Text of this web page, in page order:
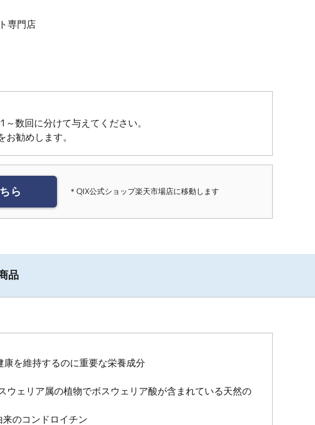
専門店
数回に分けて与えてください。
勧めします。
ら ＊QIX公式ショップ楽天市場店に移動します
品
康を維持するのに重要な栄養成分
ウェリア属の植物でボスウェリア酸が含まれている天然の
来のコンドロイチン